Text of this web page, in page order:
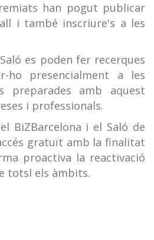
han pogut publicar
i també inscriure's a les
es poden fer recerques
ho presencialment a les
preparades amb aquest
i professionals.
BiZBarcelona i el Saló de
gratuït amb la finalitat
proactiva la reactivació
totsl els àmbits.